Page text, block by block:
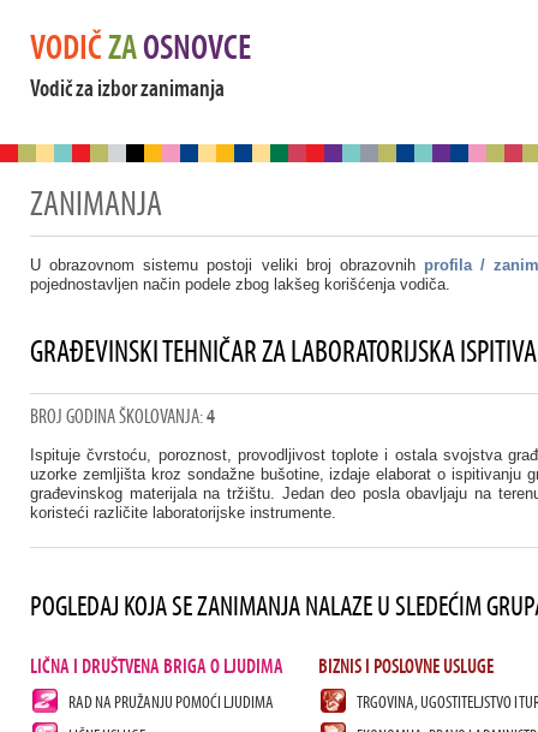
VODIČZAOSNOVCE
Vodič za izbor zanimanja
ZANIMANJA
U obrazovnom sistemu postoji veliki broj obrazovnih profila /
pojednostavljen način podele zbog lakšeg korišćenja vodiča.
GRAĐEVINSKI TEHNIČAR ZA LABORATORIJSKA
BROJ GODINA ŠKOLOVANJA:4
Ispituje čvrstoću, poroznost, provodljivost toplote i ostala svojstva
uzorke zemljišta kroz sondažne bušotine, izdaje elaborat o ispitivanju
građevinskog materijala na tržištu. Jedan deo posla obavljaju na
koristeći različite laboratorijske instrumente.
POGLEDAJ KOJA SE ZANIMANJA NALAZE U SLEDEĆIM
LIČNA I DRUŠTVENA BRIGA O LJUDIMA
RAD NA PRUŽANJU POMOĆI LJUDIMA
BIZNIS I POSLOVNE USLUGE
TRGOVINA, UGOSTITELJSTVO I